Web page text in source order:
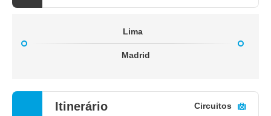
Lima
Madrid
Itinerário Circuitos